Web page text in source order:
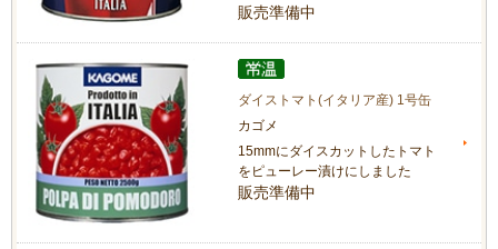
販売準備中
ダイストマト(イタリア産) 1号缶
カゴメ
15mmにダイスカットしたトマト
をピューレー漬けにしました
販売準備中